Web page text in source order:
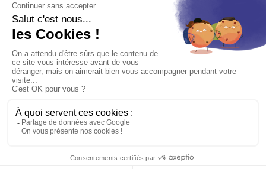
Nos services
Étiquette alimentaire
Étiquette de bouteilles
Informations
Mentions légales
À propos
Nous contacter